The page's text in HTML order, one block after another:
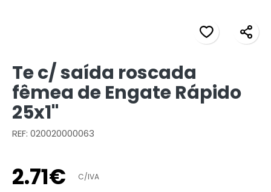
Te c/ saída roscada
fêmea de Engate Rápido
25x1"
REF: 020020000063
2.71€ C/IVA